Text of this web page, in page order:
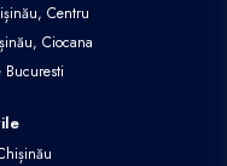
Centru
Ciocana
Bucuresti